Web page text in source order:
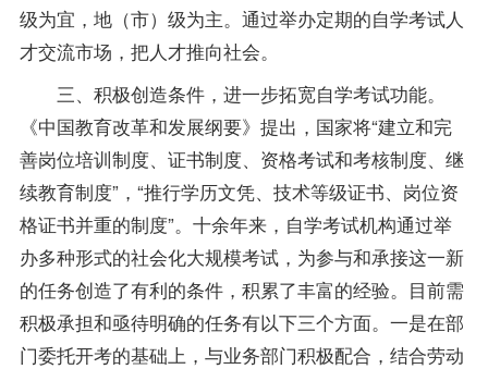
级为宜，地（市）级为主。通过举办定期的自学考试人
才交流市场，把人才推向社会。
三、积极创造条件，进一步拓宽自学考试功能。
《中国教育改革和发展纲要》提出，国家将“建立和完
善岗位培训制度、证书制度、资格考试和考核制度、继
续教育制度”，“推行学历文凭、技术等级证书、岗位资
格证书并重的制度”。十余年来，自学考试机构通过举
办多种形式的社会化大规模考试，为参与和承接这一新
的任务创造了有利的条件，积累了丰富的经验。目前需
积极承担和亟待明确的任务有以下三个方面。一是在部
门委托开考的基础上，与业务部门积极配合，结合劳动